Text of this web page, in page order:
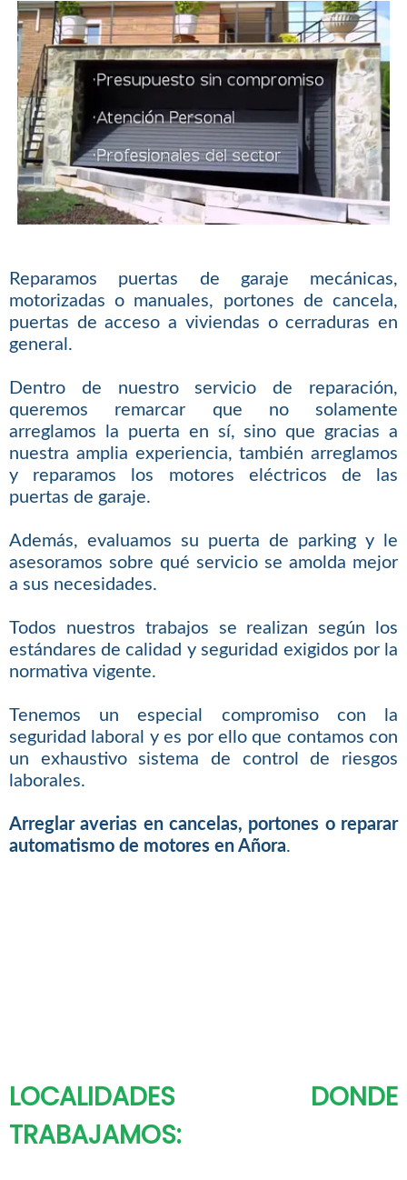
Reparamos puertas de garaje mecánicas,
motorizadas o manuales, portones de cancela,
puertas de acceso a viviendas o cerraduras en
general.
Dentro de nuestro servicio de reparación,
queremos remarcar que no solamente
arreglamos la puerta en sí, sino que gracias a
nuestra amplia experiencia, también arreglamos
y reparamos los motores eléctricos de las
puertas de garaje.
Además, evaluamos su puerta de parking y le
asesoramos sobre qué servicio se amolda mejor
a sus necesidades.
Todos nuestros trabajos se realizan según los
estándares de calidad y seguridad exigidos por la
normativa vigente.
Tenemos un especial compromiso con la
seguridad laboral y es por ello que contamos con
un exhaustivo sistema de control de riesgos
laborales.
Arreglar averias en cancelas, portones o reparar
automatismo de motores en Añora.
LOCALIDADES DONDE
TRABAJAMOS: